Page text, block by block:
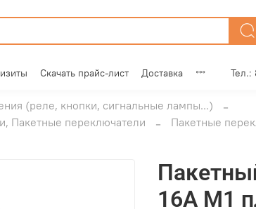
Скачать прайс-лист Доставка Тел.:
(реле, кнопки, сигнальные лампы...)
Пакетные переключатели
Пакетные
16А М1